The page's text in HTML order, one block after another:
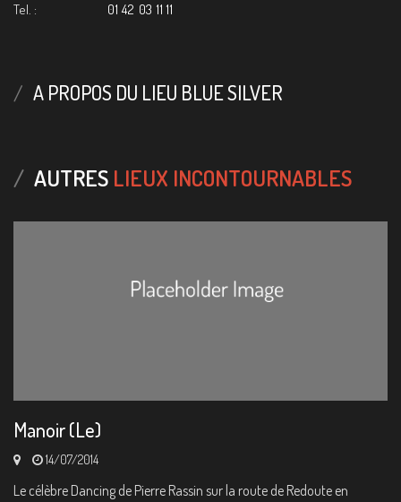
Tel. : 01 42 03 11 11
A PROPOS DU LIEU BLUE SILVER
AUTRES LIEUX INCONTOURNABLES
Manoir (Le)
14/07/2014
Le célèbre Dancing de Pierre Rassin sur la route de Redoute en